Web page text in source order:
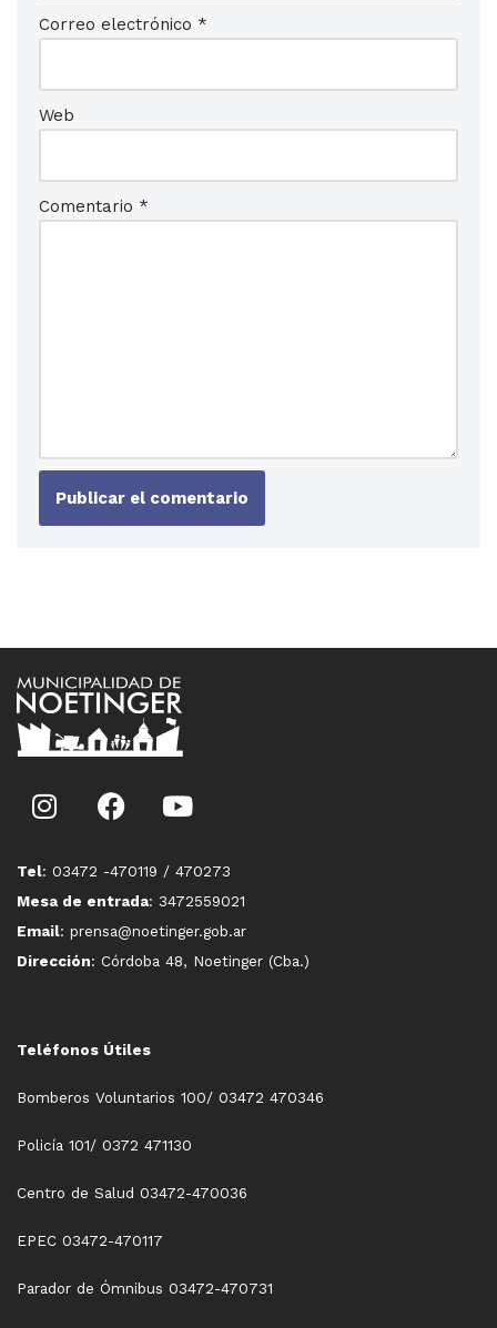
Correo electrónico *
Web
Comentario *
Tel: 03472 -470119 / 470273
Mesa de entrada: 3472559021
Email: prensa@noetinger.gob.ar
Dirección: Córdoba 48, Noetinger (Cba.)
Teléfonos Útiles
Bomberos Voluntarios 100/ 03472 470346
Policía 101/ 0372 471130
Centro de Salud 03472-470036
EPEC 03472-470117
Parador de Ómnibus 03472-470731